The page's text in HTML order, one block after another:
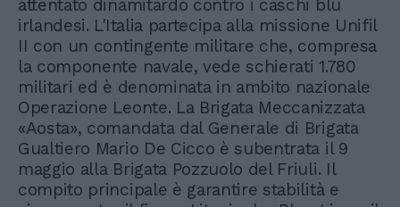
attentato dinamitardo contro i caschi blu
irlandesi. L'Italia partecipa alla missione Unifil
II con un contingente militare che, compresa
la componente navale, vede schierati 1.780
militari ed è denominata in ambito nazionale
Operazione Leonte. La Brigata Meccanizzata
«Aosta», comandata dal Generale di Brigata
Gualtiero Mario De Cicco è subentrata il 9
maggio alla Brigata Pozzuolo del Friuli. Il
compito principale è garantire stabilità e